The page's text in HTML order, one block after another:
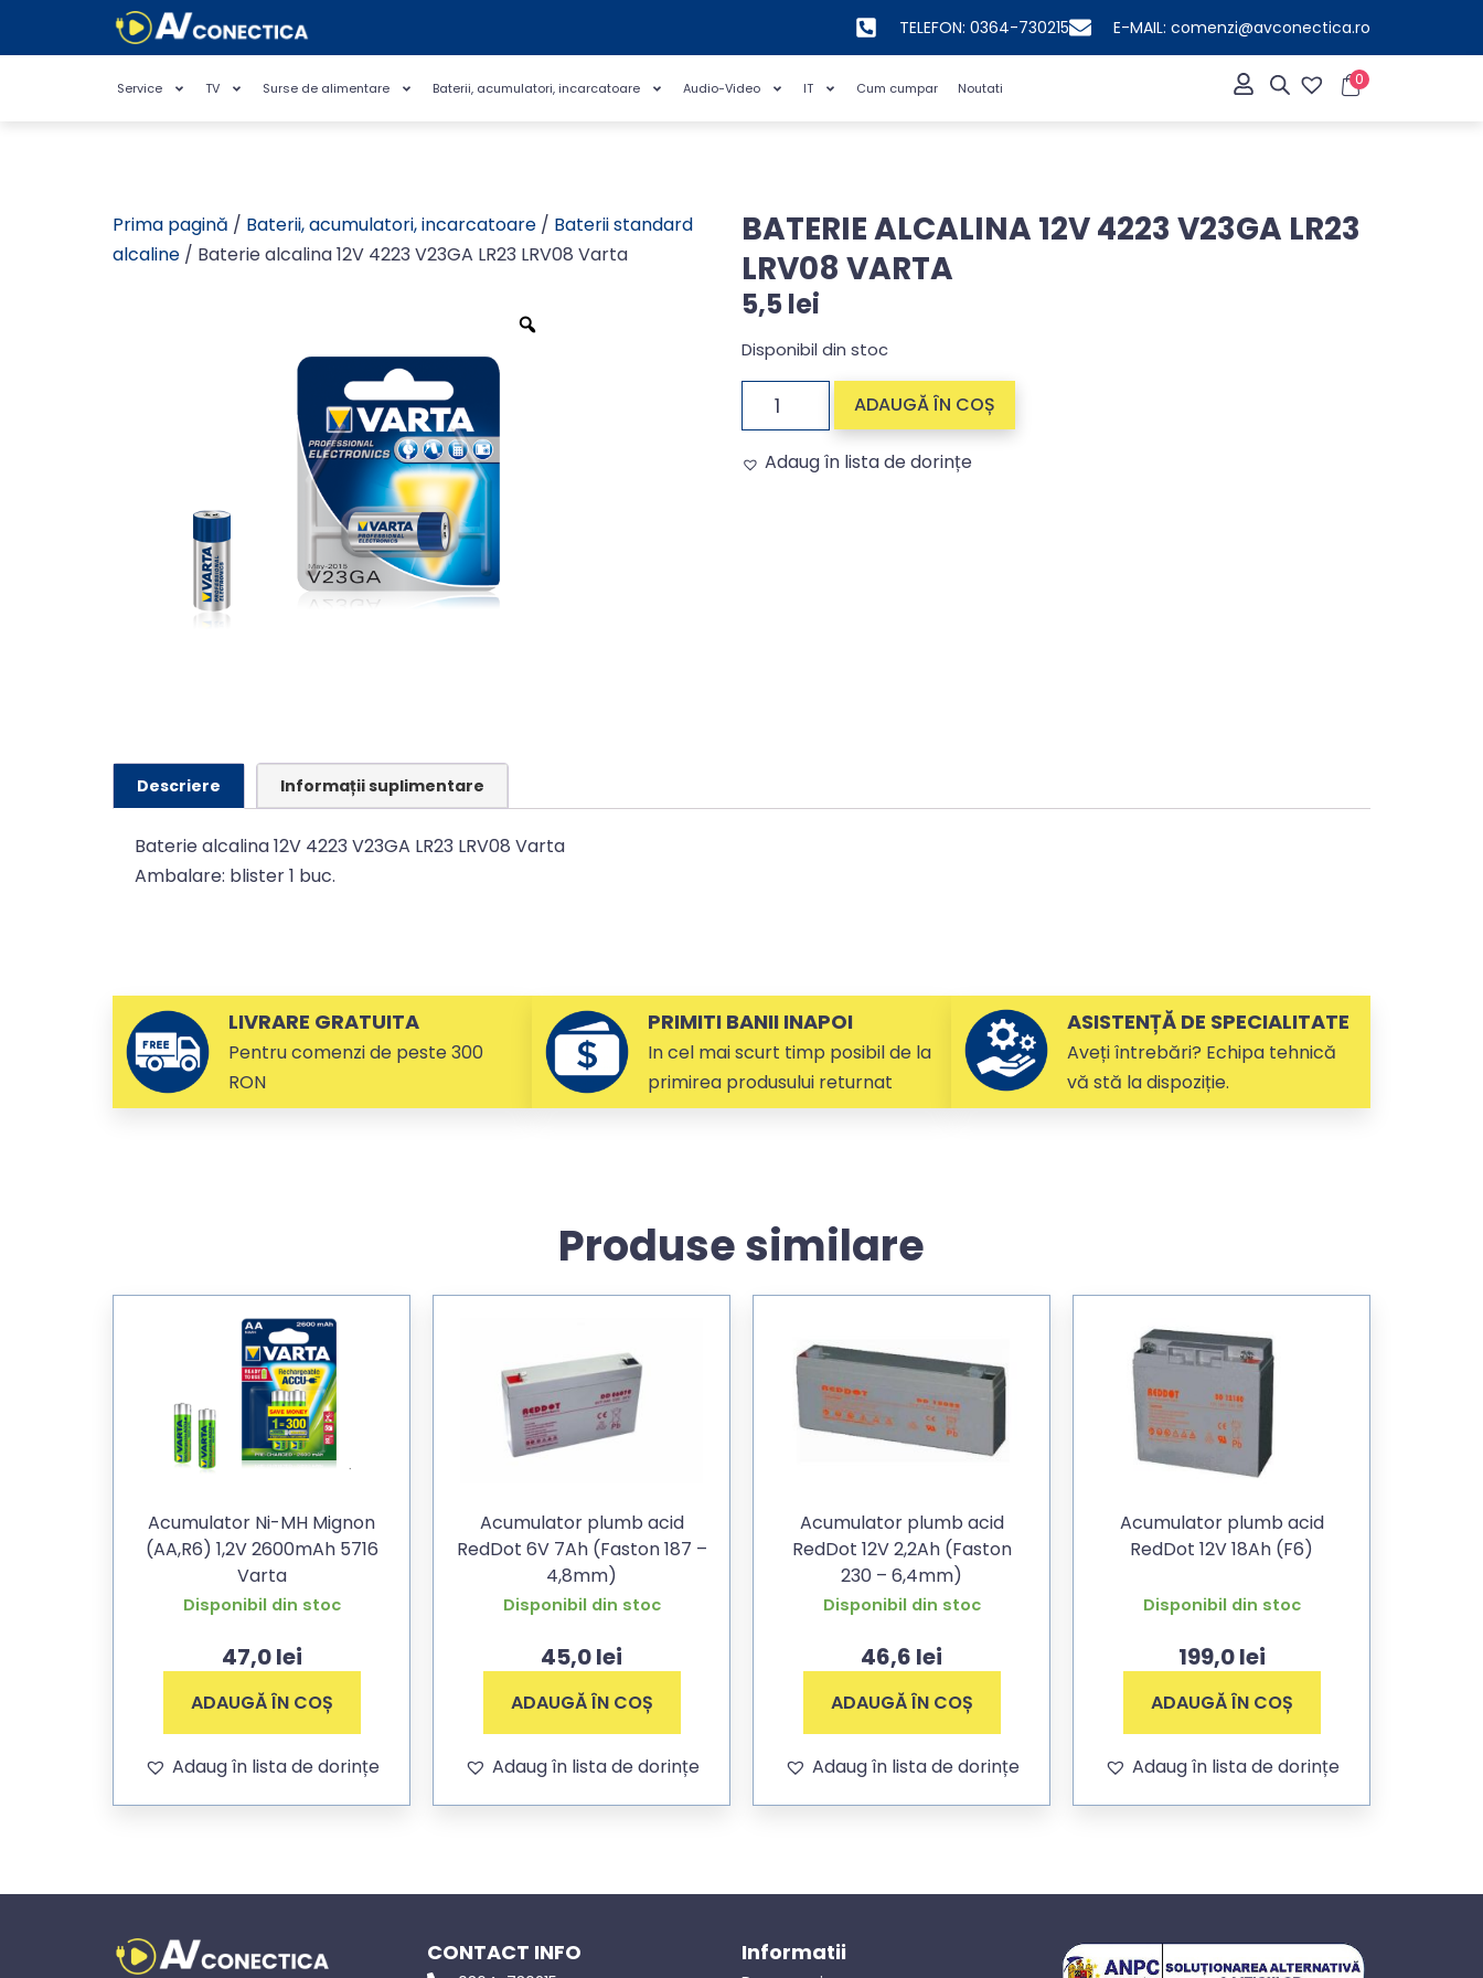
TELEFON: 0364-730215 E-MAIL: comenzi@avconectica.ro
Service TV Surse de alimentare Baterii, acumulatori, incarcatoare Audio-Video IT Cum cumpar Noutati 0
Prima pagină / Baterii, acumulatori, incarcatoare / Baterii standard
alcaline / Baterie alcalina 12V 4223 V23GA LR23 LRV08 Varta
BATERIE ALCALINA 12V 4223 V23GA LR23
LRV08 VARTA
5,5lei
Disponibil din stoc
ADAUGĂ ÎN COȘ
Adaug în lista de dorințe
Descriere Informații suplimentare
Baterie alcalina 12V 4223 V23GA LR23 LRV08 Varta
Ambalare: blister 1 buc.
LIVRARE GRATUITA
Pentru comenzi de peste 300
RON
PRIMITI BANII INAPOI
In cel mai scurt timp posibil de la
primirea produsului returnat
ASISTENȚĂ DE SPECIALITATE
Aveți întrebări? Echipa tehnică
vă stă la dispoziție.
Produse similare
Acumulator Ni-MH Mignon
(AA,R6) 1,2V 2600mAh 5716
Varta
Disponibil din stoc
47,0lei
ADAUGĂ ÎN COȘ
Adaug în lista de dorințe
Acumulator plumb acid
RedDot 6V 7Ah (Faston 187 –
4,8mm)
Disponibil din stoc
45,0lei
ADAUGĂ ÎN COȘ
Adaug în lista de dorințe
Acumulator plumb acid
RedDot 12V 2,2Ah (Faston
230 – 6,4mm)
Disponibil din stoc
46,6 lei
ADAUGĂ ÎN COȘ
Adaug în lista de dorințe
Acumulator plumb acid
RedDot 12V 18Ah (F6)
Disponibil din stoc
199,0lei
ADAUGĂ ÎN COȘ
Adaug în lista de dorințe
CONTACT INFO Informatii